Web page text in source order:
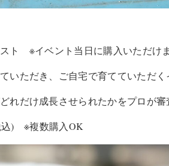
ト ※イベント当日に購入いただけ
いただき、ご自宅で育てていただく
れだけ成長させられたかをプロが審
込) ※複数購入OK